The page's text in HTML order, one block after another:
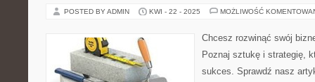
POSTED BY ADMIN KWI - 22 - 2025 MOŻLIWOŚĆ
Chcesz rozwinąć swój
Poznaj sztukę i strategię,
sukces. Sprawdź nasz